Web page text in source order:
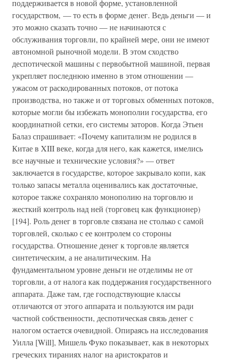
поддерживается в новой форме, установленной
государством, — то есть в форме денег. Ведь деньги — и
это можно сказать точно — не начинаются с
обслуживания торговли, по крайней мере, они не имеют
автономной рыночной модели. В этом сходство
деспотической машины с первобытной машиной, первая
укрепляет последнюю именно в этом отношении —
ужасом от раскодированных потоков, от потока
производства, но также и от торговых обменных потоков,
которые могли бы избежать монополии государства, его
координатной сетки, его системы заторов. Когда Этьен
Балаз спрашивает: «Почему капитализм не родился в
Китае в XIII веке, когда для него, как кажется, имелись
все научные и технические условия?» — ответ
заключается в государстве, которое закрывало копи, как
только запасы металла оценивались как достаточные,
которое также сохраняло монополию на торговлю и
жесткий контроль над ней (торговец как функционер)
[194]. Роль денег в торговле связана не столько с самой
торговлей, сколько с ее контролем со стороны
государства. Отношение денег к торговле является
синтетическим, а не аналитическим. На
фундаментальном уровне деньги не отделимы не от
торговли, а от налога как поддержания государственного
аппарата. Даже там, где господствующие классы
отличаются от этого аппарата и пользуются им ради
частной собственности, деспотическая связь денег с
налогом остается очевидной. Опираясь на исследования
Уилла [Will], Мишель Фуко показывает, как в некоторых
греческих тираниях налог на аристократов и